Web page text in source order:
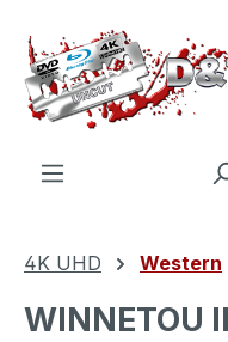
Zum Hauptinhalt
4K UHD Western
WINNETOU